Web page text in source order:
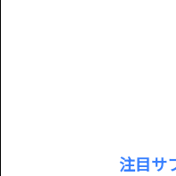
注目サプ